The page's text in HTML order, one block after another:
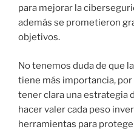
para mejorar la
además se prometieron
objetivos.
No tenemos duda de que
tiene más importancia,
tener clara una estrategia
hacer valer cada peso
herramientas para